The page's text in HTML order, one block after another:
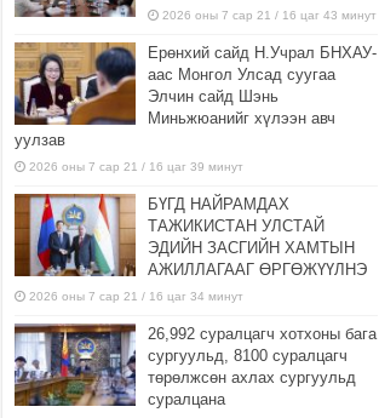
2026 оны 7 сар 21 / 16 цаг 43 минут
Ерөнхий сайд Н.Учрал БНХАУ-
аас Монгол Улсад суугаа
Элчин сайд Шэнь
Миньжюанийг хүлээн авч
уулзав
2026 оны 7 сар 21 / 16 цаг 39 минут
БҮГД НАЙРАМДАХ
ТАЖИКИСТАН УЛСТАЙ
ЭДИЙН ЗАСГИЙН ХАМТЫН
АЖИЛЛАГААГ ӨРГӨЖҮҮЛНЭ
2026 оны 7 сар 21 / 16 цаг 34 минут
26,992 суралцагч хотхоны бага
сургуульд, 8100 суралцагч
төрөлжсөн ахлах сургуульд
суралцана